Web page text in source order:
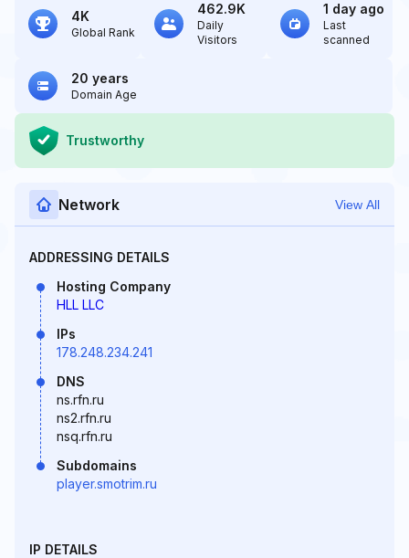
4K
Global Rank
462.9K
Daily
Visitors
1 day ago
Last
scanned
20 years
Domain Age
Trustworthy
Network View All
ADDRESSING DETAILS
Hosting Company
HLL LLC
IPs
178.248.234.241
DNS
ns.rfn.ru
ns2.rfn.ru
nsq.rfn.ru
Subdomains
player.smotrim.ru
IP DETAILS